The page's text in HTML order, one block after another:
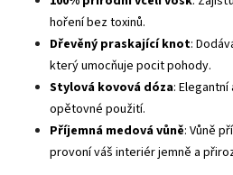
hoření bez toxinů.
Dřevěný praskající knot:
který umocňuje pocit pohody.
Stylová kovová dóza:
opětovné použití.
Příjemná medová vůně: Vůně
provoní váš interiér jemně a